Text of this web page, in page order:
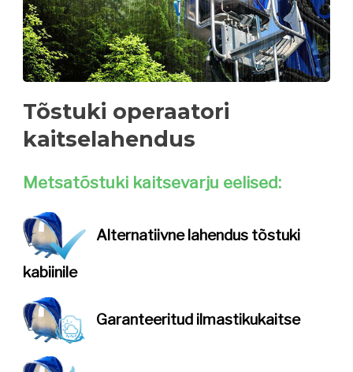
Tõstuki operaatori
kaitselahendus
Metsatõstuki kaitsevarju eelised:
Alternatiivne lahendus tõstuki
kabiinile
Garanteeritud ilmastikukaitse